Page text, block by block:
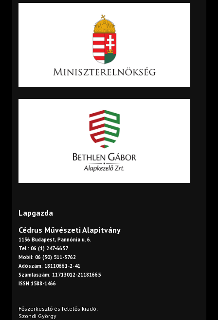
Lapgazda
Cédrus Művészeti Alapítvány
1136 Budapest, Pannónia u. 6.
Tel.: 06 (1) 247-6657
Mobil: 06 (30) 511-3762
Adószám: 18110661-2-41
Számlaszám: 11713012-21181665
ISSN 1588-1466
Főszerkesztő és felelős kiadó:
Szondi György